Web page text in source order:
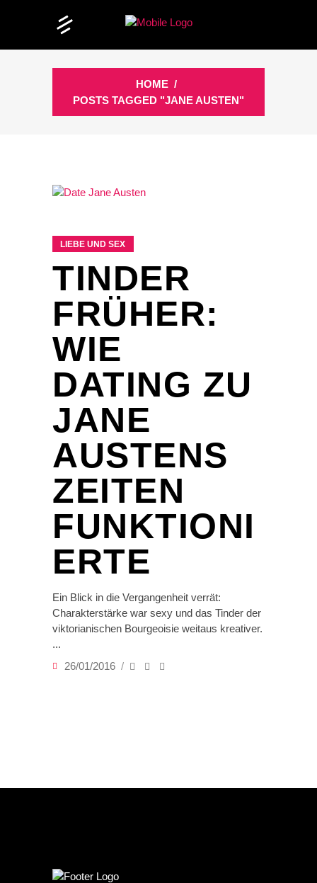
HOME /
POSTS TAGGED "JANE AUSTEN"
LIEBE UND SEX
TINDER
FRÜHER:
WIE
DATING ZU
JANE
AUSTENS
ZEITEN
FUNKTIONI
ERTE
Ein Blick in die Vergangenheit verrät:
Charakterstärke war sexy und das Tinder der
viktorianischen Bourgeoisie weitaus kreativer.
26/01/2016